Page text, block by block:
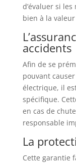
d’évaluer si
bien à la
accidents
Afin de se
pouvant
électrique, il
spécifique.
en cas de
responsable
La
Cette garantie